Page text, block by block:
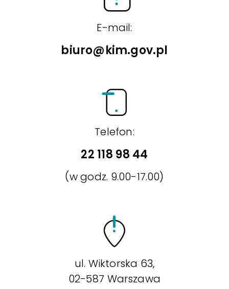
E-mail:
biuro@kim.gov.pl
Telefon:
22 118 98 44
(w godz. 9.00-17.00)
ul. Wiktorska 63,
02-587 Warszawa